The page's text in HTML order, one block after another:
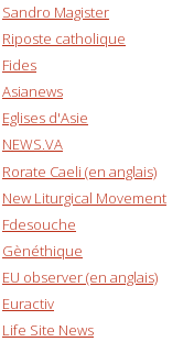
Sandro Magister
Riposte catholique
Fides
Asianews
Eglises d'Asie
NEWS.VA
Rorate Caeli (en anglais)
New Liturgical Movement
Fdesouche
Gènéthique
EU observer (en anglais)
Euractiv
Life Site News